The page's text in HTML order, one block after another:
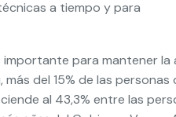
a tiempo y para
para mantener
más del 15% de las
al 43,3% entre las